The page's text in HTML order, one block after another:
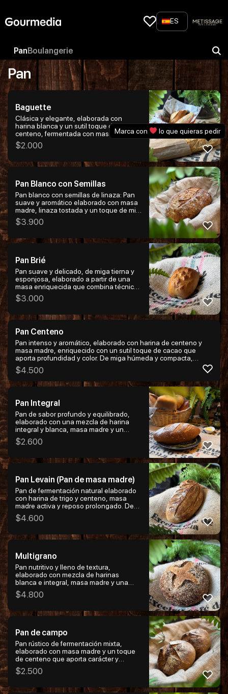
content
ES
PanBoulangerie
Pan
Baguette
Clásica y elegante, elaborada con
harina blanca y un sutil toque de
centeno, fermentada con masa madre
para potenciar su sabor. De corteza
dorada y ultra crujiente, con miga ligera
Ideal para acompañar comidas, preparar
horneada. Un infaltable de la panadería
tradicional, simple, aromática y llena de
carácter.
$2.000
Pan Blanco con Semillas
Pan blanco con semillas de linaza: Pan
suave y aromático elaborado con masa
madre, linaza tostada y un toque de miel
que realza su sabor natural. De miga
húmeda, textura envolvente y corteza
entre lo rústico y lo nutritivo. Ideal para
con carácter.
$3.900
Pan Brié
Pan suave y delicado, de miga tierna y
esponjosa, elaborado a partir de una
masa enriquecida que combina técnicas
de pan de molde y baguette. Su textura
es sedosa, ligeramente mantecosa y de
buscan un pan más fino y elegante.
sándwiches gourmet o para acompañar
preparaciones dulces y saladas. Un pan
versátil, refinado y lleno de suavidad.
$3.000
Pan Centeno
Pan intenso y aromático, elaborado con harina de centeno y
masa madre, enriquecido con un sutil toque de cacao que
aporta profundidad y color. De miga húmeda y compacta,
ligeramente dulce y equilibrada con notas tostadas, y corteza
firme y crujiente. Un pan de carácter único, ideal para
acompañar quesos, embutidos, preparaciones saladas o
disfrutar solo, resaltando su sabor profundo y artesanal.
$4.500
Pan Integral
Pan de sabor profundo y equilibrado,
elaborado con una mezcla de harina
integral y blanca, masa madre y un
suave toque de miel. De miga
consistente y húmeda, con corteza firme
ideal para sandwiches, tostadas o
y sabrosa.
$2.600
Pan Levain (Pan de masa madre)
Pan de fermentación natural elaborado
con harina de trigo y centeno, masa
madre activa y reposo prolongado. De
miga húmeda y aireada, corteza
crujiente y sabor profundo con notas
honesto y lleno de carácter, perfecto
$4.600
Multigrano
Pan nutritivo y lleno de textura,
elaborado con mezcla de harinas
blanca e integral, masa madre y una
generosa combinación de semillas de
sésamo, linaza y zapallo, más copos de
sabor profundo y tostado, y corteza
para desayunos, sándwiches o
acompañar comidas, es una opción
sabrosa y equilibrada para quienes
buscan un pan con carácter y granos
visibles.
$4.800
Pan de campo
Pan rústico de fermentación mixta,
elaborado con masa madre y un toque
de centeno que aporta carácter y
profundidad. Miga húmeda y aromática,
con notas ligeramente ácidas y corteza
vapor. Ideal para acompañar comidas,
$2.500
Marca con lo que quieras pedir